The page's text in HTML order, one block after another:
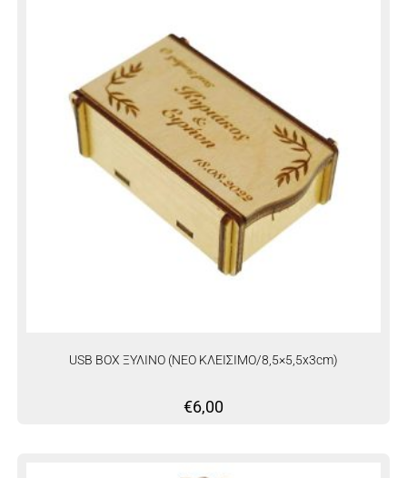
USB BOX ΞΥΛΙΝΟ (ΝΕΟ ΚΛΕΙΣΙΜΟ/8,5×5,5x3cm)
€6,00